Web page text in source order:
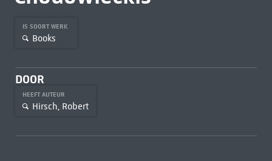
IS SOORT WERK
Books
DOOR
HEEFT AUTEUR
Hirsch, Robert